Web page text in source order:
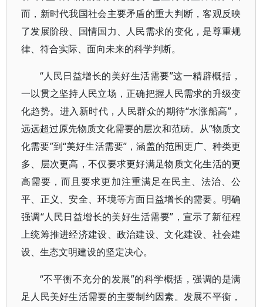
而，新时代我国社会主要矛盾的重大判断，客观反映
了发展阶段、国情国力、人民需求的变化，是尊重规
律、符合实际、面向未来的科学判断。
“人民日益增长的美好生活需要”这一精辟概括，
一以贯之坚持人民立场，正确把握人民需求的升级变
化趋势。进入新时代，人民群众的期待“水涨船高”，
远远超过原先物质文化需要的层次和范畴。从“物质文
化需要”到“美好生活需要”，涵盖的范围更广、种类更
多、层次更高，不仅要求更好满足物质文化生活的更
高需要，而且要求更加注重满足在民主、法治、公
平、正义、安全、环境等方面日益增长的需要。明确
强调“人民日益增长的美好生活需要”，宣示了新征程
上统筹推进经济建设、政治建设、文化建设、社会建
设、生态文明建设的坚定决心。
“不平衡不充分的发展”的科学概括，强调的是满
足人民美好生活需要的主要制约因素。发展不平衡，